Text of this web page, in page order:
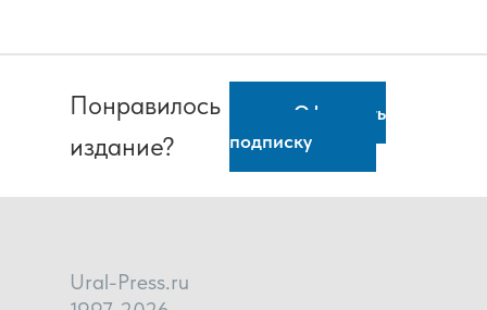
Понравилось
издание?
Оформить
подписку
Ural-Press.ru